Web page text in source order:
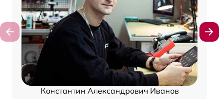
Константин Александрович Иванов